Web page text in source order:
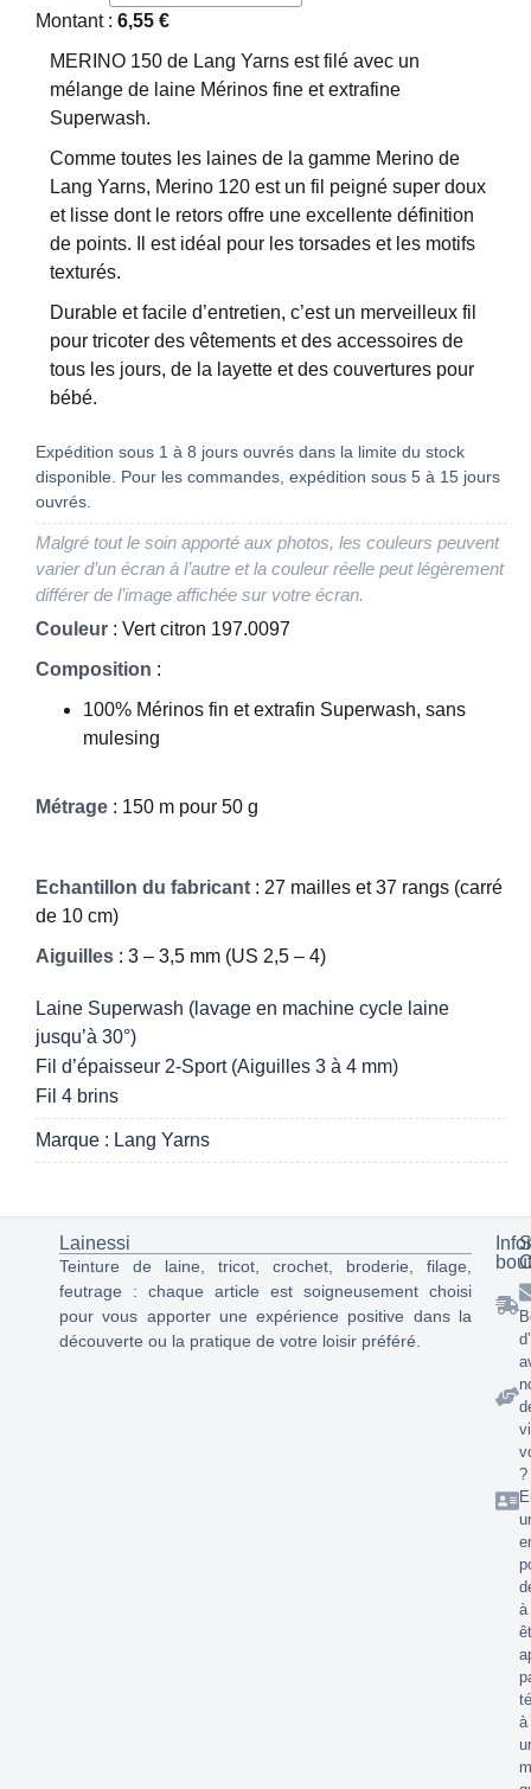
Montant : 6,55 €
MERINO 150 de Lang Yarns est filé avec un
mélange de laine Mérinos fine et extrafine
Superwash.
Comme toutes les laines de la gamme Merino de
Lang Yarns, Merino 120 est un fil peigné super doux
et lisse dont le retors offre une excellente définition
de points. Il est idéal pour les torsades et les motifs
texturés.
Durable et facile d’entretien, c’est un merveilleux fil
pour tricoter des vêtements et des accessoires de
tous les jours, de la layette et des couvertures pour
bébé.
Expédition sous 1 à 8 jours ouvrés dans la limite du stock
disponible. Pour les commandes, expédition sous 5 à 15 jours
ouvrés.
Malgré tout le soin apporté aux photos, les couleurs peuvent
varier d’un écran à l’autre et la couleur réelle peut légèrement
différer de l’image affichée sur votre écran.
Couleur : Vert citron 197.0097
Composition :
100% Mérinos fin et extrafin Superwash, sans
mulesing
Métrage : 150 m pour 50 g
Echantillon du fabricant : 27 mailles et 37 rangs (carré
de 10 cm)
Aiguilles : 3 – 3,5 mm (US 2,5 – 4)
Laine Superwash (lavage en machine cycle laine
jusqu’à 30°)
Fil d’épaisseur 2-Sport (Aiguilles 3 à 4 mm)
Fil 4 brins
Marque : Lang Yarns
Lainessi
Teinture de laine, tricot, crochet, broderie, filage,
feutrage : chaque article est soigneusement choisi
pour vous apporter une expérience positive dans la
découverte ou la pratique de votre loisir préféré.
?
à
à